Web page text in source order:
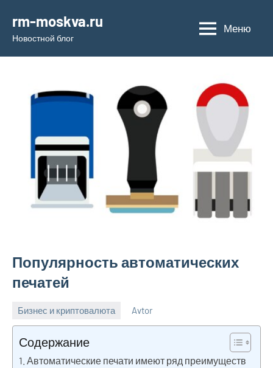
содержимому
rm-moskva.ru
Новостной блог
Меню
Популярность автоматических
печатей
Бизнес и криптовалюта
2023
Avtor
Содержание
Автоматические печати имеют ряд преимуществ